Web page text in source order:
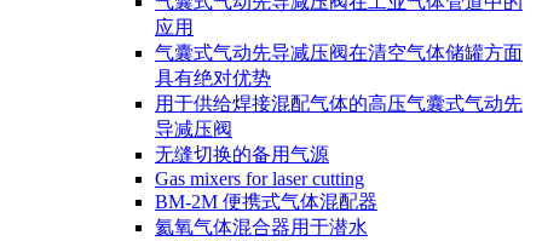
应用
气囊式气动先导减压阀在清空气体储罐方面
具有绝对优势
用于供给焊接混配气体的高压气囊式气动先
导减压阀
无缝切换的备用气源
Gas mixers for laser cutting
BM-2M 便携式气体混配器
氦氧气体混合器用于潜水